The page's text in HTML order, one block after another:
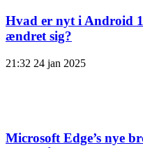
Hvad er nyt i Android
ændret sig?
21:32 24 jan 2025
Microsoft Edge’s nye